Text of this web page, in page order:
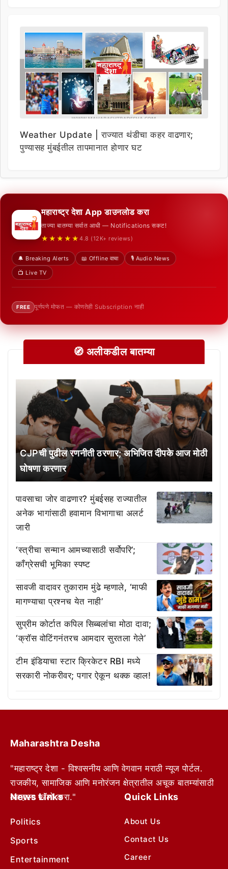
Weather Update | राज्यात थंडीचा कहर वाढणार;
पुण्यासह मुंबईतील तापमानात होणार घट
महाराष्ट्र देशा App डाउनलोड करा
ताज्या बातम्या सर्वात आधी — Notifications सकट!
★★★★★ 4.8 (12K+ reviews)
🔔 Breaking Alerts 📖 Offline वाचा
🎙️ Audio News
📺 Live TV
FREE पूर्णपणे मोफत — कोणतेही Subscription नाही
🧭 अलीकडील बातम्या
CJPची पुढील रणनीती ठरणार; अभिजित दीपके आज मोठी
घोषणा करणार
पावसाचा जोर वाढणार? मुंबईसह राज्यातील
अनेक भागांसाठी हवामान विभागाचा अलर्ट
जारी
‘स्त्रीचा सन्मान आमच्यासाठी सर्वोपरि’;
काँग्रेसची भूमिका स्पष्ट
सावजी वादावर तुकाराम मुंढे म्हणाले, ‘माफी
मागण्याचा प्रश्नच येत नाही’
सुप्रीम कोर्टात कपिल सिब्बलांचा मोठा दावा;
‘क्रॉस वोटिंगनंतरच आमदार सुरतला गेले’
टीम इंडियाचा स्टार क्रिकेटर RBI मध्ये
सरकारी नोकरीवर; पगार ऐकून थक्क व्हाल!
Maharashtra Desha
"महाराष्ट्र देशा - विश्वसनीय आणि वेगवान मराठी न्यूज पोर्टल.
राजकीय, सामाजिक आणि मनोरंजन क्षेत्रातील अचूक बातम्यांसाठी
आम्हाला फॉलो करा."
News Links
Politics
Sports
Entertainment
Quick Links
About Us
Contact Us
Career